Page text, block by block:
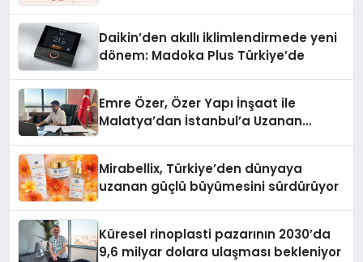
Daikin’den akıllı iklimlendirmede yeni
dönem: Madoka Plus Türkiye’de
Emre Özer, Özer Yapı İnşaat ile
Malatya’dan İstanbul’a Uzanan
Mirabellix, Türkiye’den dünyaya
uzanan güçlü büyümesini sürdürüyor
Küresel rinoplasti pazarının 2030’da
9,6 milyar dolara ulaşması bekleniyor